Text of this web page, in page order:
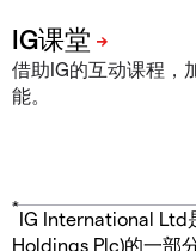
借助IG的互动课程，
能。
*
IG International Ltd
Holdings Plc)的一部